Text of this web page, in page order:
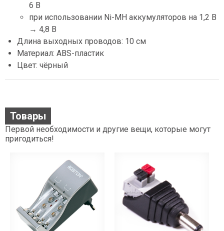
6 В
при использовании Ni-MH аккумуляторов на 1,2 В
→ 4,8 В
Длина выходных проводов: 10 см
Материал: ABS-пластик
Цвет: чёрный
Товары
Первой необходимости и другие вещи, которые могут
пригодиться!